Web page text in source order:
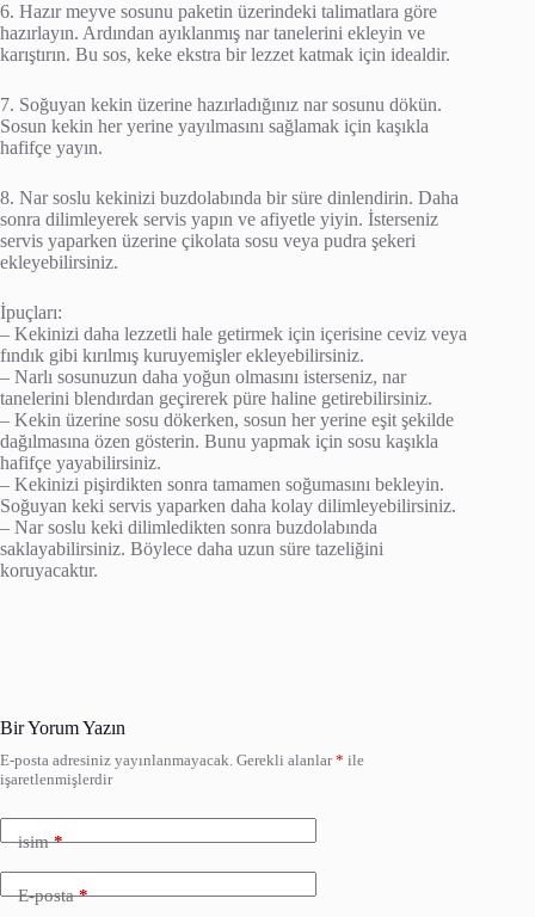
6. Hazır meyve sosunu paketin üzerindeki talimatlara göre
hazırlayın. Ardından ayıklanmış nar tanelerini ekleyin ve
karıştırın. Bu sos, keke ekstra bir lezzet katmak için idealdir.
7. Soğuyan kekin üzerine hazırladığınız nar sosunu dökün.
Sosun kekin her yerine yayılmasını sağlamak için kaşıkla
hafifçe yayın.
8. Nar soslu kekinizi buzdolabında bir süre dinlendirin. Daha
sonra dilimleyerek servis yapın ve afiyetle yiyin. İsterseniz
servis yaparken üzerine çikolata sosu veya pudra şekeri
ekleyebilirsiniz.
İpuçları:
– Kekinizi daha lezzetli hale getirmek için içerisine ceviz veya
fındık gibi kırılmış kuruyemişler ekleyebilirsiniz.
– Narlı sosunuzun daha yoğun olmasını isterseniz, nar
tanelerini blendırdan geçirerek püre haline getirebilirsiniz.
– Kekin üzerine sosu dökerken, sosun her yerine eşit şekilde
dağılmasına özen gösterin. Bunu yapmak için sosu kaşıkla
hafifçe yayabilirsiniz.
– Kekinizi pişirdikten sonra tamamen soğumasını bekleyin.
Soğuyan keki servis yaparken daha kolay dilimleyebilirsiniz.
– Nar soslu keki dilimledikten sonra buzdolabında
saklayabilirsiniz. Böylece daha uzun süre tazeliğini
koruyacaktır.
Bir Yorum Yazın
E-posta adresiniz yayınlanmayacak. Gerekli alanlar* ile
işaretlenmişlerdir
isim*
E-posta*